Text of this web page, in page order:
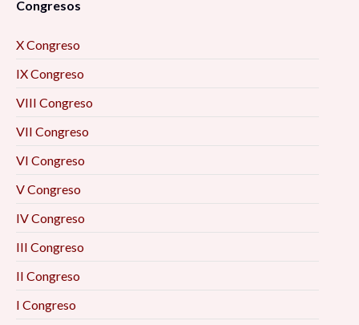
Congresos
X Congreso
IX Congreso
VIII Congreso
VII Congreso
VI Congreso
V Congreso
IV Congreso
III Congreso
II Congreso
I Congreso